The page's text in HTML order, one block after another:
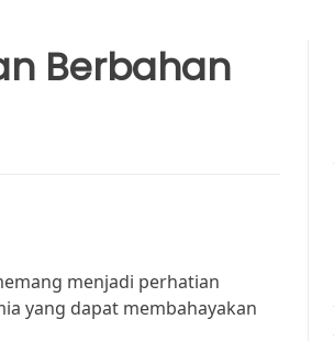
Berbahan
menjadi perhatian
yang dapat membahayakan